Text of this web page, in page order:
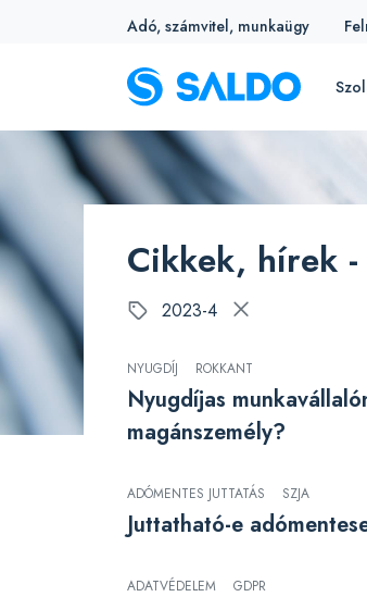
Adó, számvitel, munkaügy
Cikkek, hírek -
2023-4
NYUGDÍJ ROKKANT
Nyugdíjas
magánszemély?
ADÓMENTES JUTTATÁS SZJA
Juttatható-e
ADATVÉDELEM GDPR